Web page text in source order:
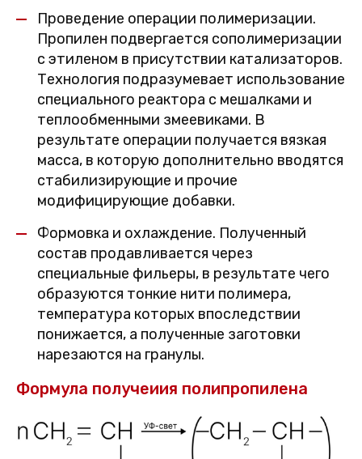
Проведение операции полимеризации.
Пропилен подвергается сополимеризации
с этиленом в присутствии катализаторов.
Технология подразумевает использование
специального реактора с мешалками и
теплообменными змеевиками. В
результате операции получается вязкая
масса, в которую дополнительно вводятся
стабилизирующие и прочие
модифицирующие добавки.
Формовка и охлаждение. Полученный
состав продавливается через
специальные фильеры, в результате чего
образуются тонкие нити полимера,
температура которых впоследствии
понижается, а полученные заготовки
нарезаются на гранулы.
Формула получеиия полипропилена